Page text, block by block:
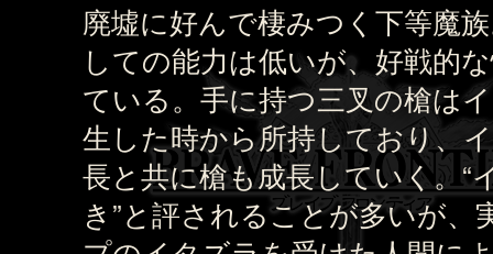
廃墟に好んで棲みつく下等魔
しての能力は低いが、好戦的
ている。手に持つ三叉の槍は
生した時から所持しており、
長と共に槍も成長していく。“
き”と評されることが多いが、